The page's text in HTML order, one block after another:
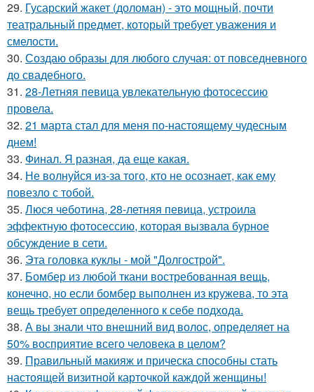
29. Гусарский жакет (доломан) - это мощный, почти
театральный предмет, который требует уважения и
смелости.
30. Создаю образы для любого случая: от повседневного
до свадебного.
31. 28-Летняя певица увлекательную фотосессию
провела.
32. 21 марта стал для меня по-настоящему чудесным
днем!
33. Финал. Я разная, да еще какая.
34. Не волнуйся из-за того, кто не осознает, как ему
повезло с тобой.
35. Люся чеботина, 28-летняя певица, устроила
эффектную фотосессию, которая вызвала бурное
обсуждение в сети.
36. Эта головка куклы - мой "Долгострой".
37. Бомбер из любой ткани востребованная вещь,
конечно, но если бомбер выполнен из кружева, то эта
вещь требует определенного к себе подхода.
38. А вы знали что внешний вид волос, определяет на
50% восприятие всего человека в целом?
39. Правильный макияж и прическа способны стать
настоящей визитной карточкой каждой женщины!